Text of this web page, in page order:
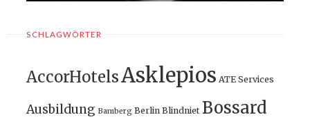
SCHLAGWÖRTER
AccorHotelsAsklepios ATE Services
Ausbildung Bamberg Berlin Blindniet Bossard